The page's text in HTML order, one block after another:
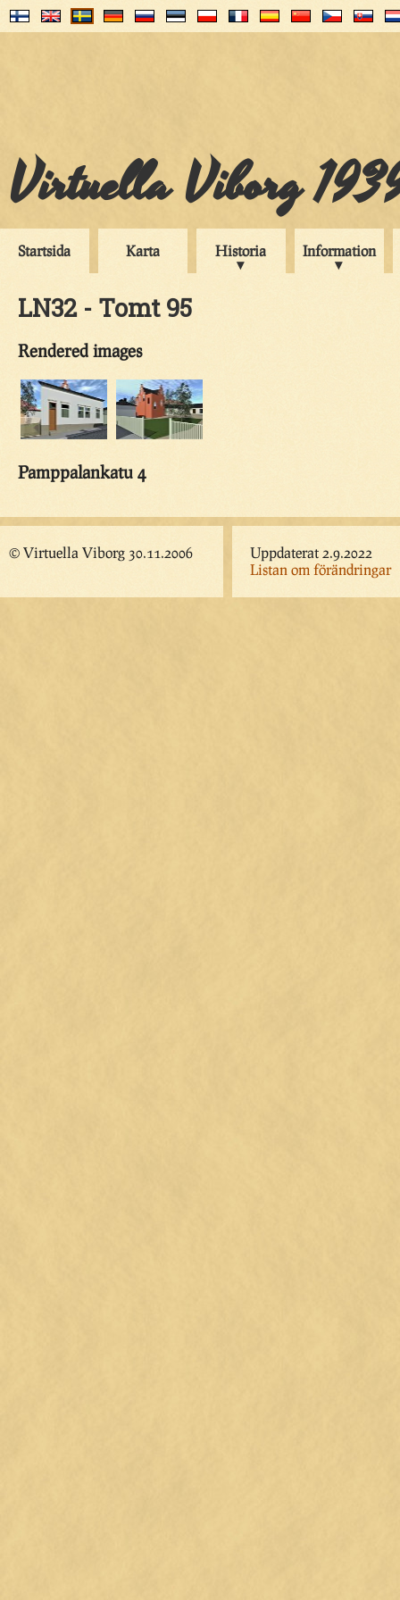
Virtuella Viborg
Startsida Karta Historia Information
LN32 - Tomt 95
Rendered images
Pamppalankatu 4
© Virtuella Viborg 30.11.2006
Uppdaterat 2.9.2022
Listan om förändringar